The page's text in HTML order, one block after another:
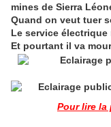
mines de Sierra
Quand on veut tuer
Le service
Et pourtant il va
Pour lire la